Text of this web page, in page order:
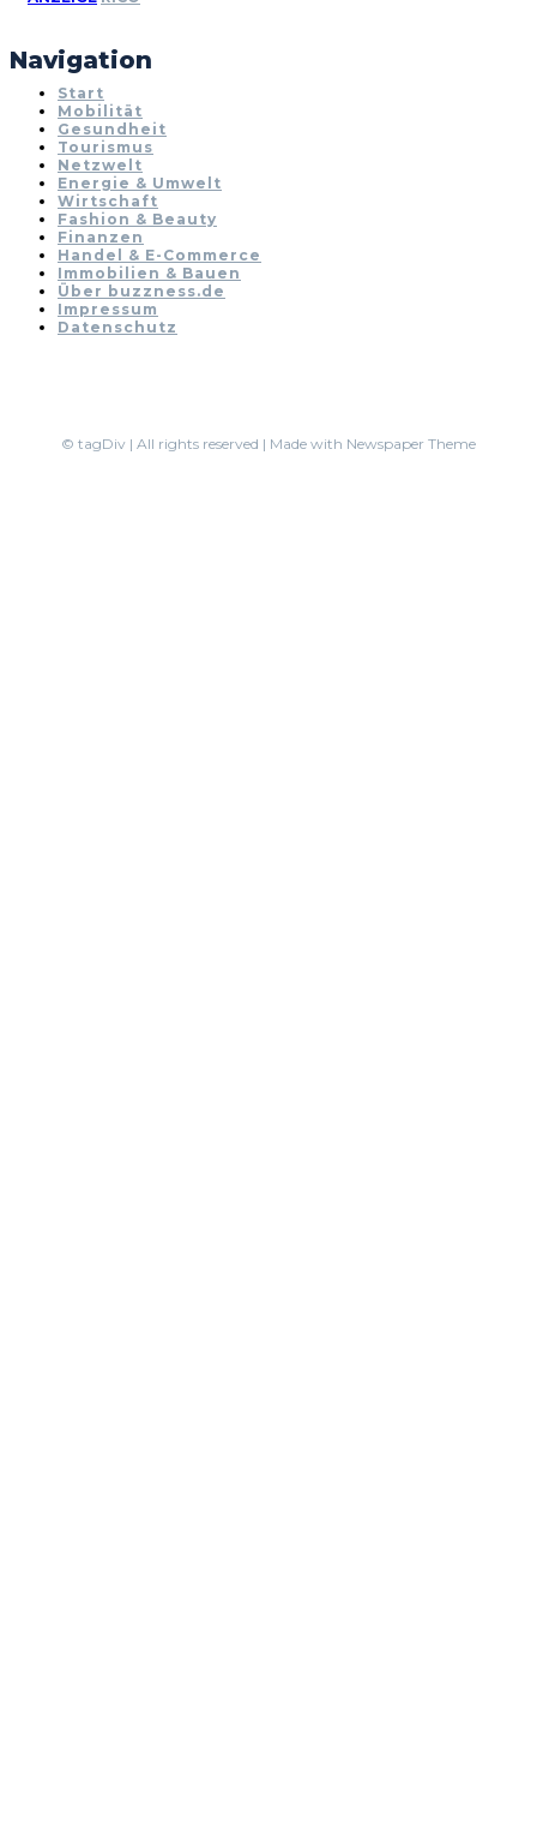
Navigation
Start
Mobilität
Gesundheit
Tourismus
Netzwelt
Energie & Umwelt
Wirtschaft
Fashion & Beauty
Finanzen
Handel & E-Commerce
Immobilien & Bauen
Über buzzness.de
Impressum
Datenschutz
© tagDiv | All rights reserved | Made with Newspaper Theme